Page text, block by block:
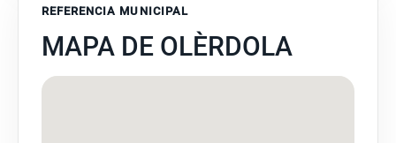
REFERENCIA MUNICIPAL
MAPA DE OLÈRDOLA